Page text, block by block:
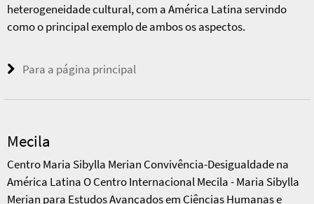
heterogeneidade cultural, com a América Latina servindo
como o principal exemplo de ambos os aspectos.
Para a página principal
Mecila
Centro Maria Sibylla Merian Convivência-Desigualdade na
América Latina O Centro Internacional Mecila - Maria Sibylla
Merian para Estudos Avançados em Ciências Humanas e